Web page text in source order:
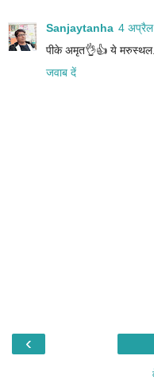
Sanjaytanha 4
पीके अमृत👌👍 ये
जवाब दें
‹